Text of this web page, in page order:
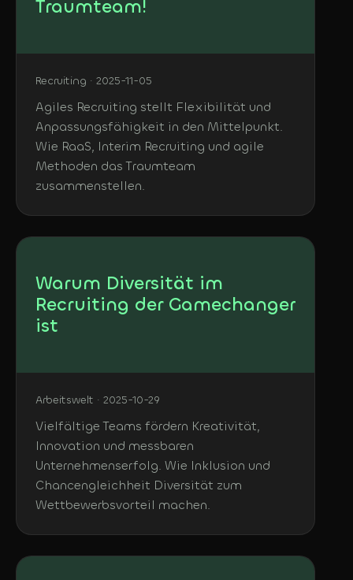
Traumteam!
Recruiting · 2025-11-05
Agiles Recruiting stellt Flexibilität und
Anpassungsfähigkeit in den Mittelpunkt.
Wie RaaS, Interim Recruiting und agile
Methoden das Traumteam
zusammenstellen.
Warum Diversität im
Recruiting der Gamechanger
ist
Arbeitswelt · 2025-10-29
Vielfältige Teams fördern Kreativität,
Innovation und messbaren
Unternehmenserfolg. Wie Inklusion und
Chancengleichheit Diversität zum
Wettbewerbsvorteil machen.